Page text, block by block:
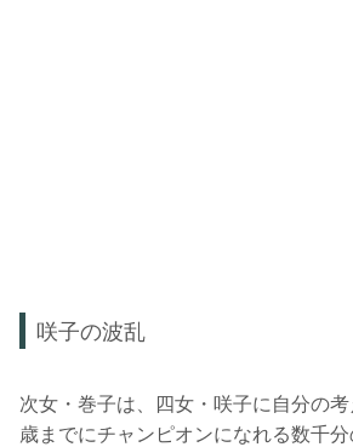
咲子の波乱
次女・巻子は、四女・咲子に自分の
歳までにチャンピオンになれる数千